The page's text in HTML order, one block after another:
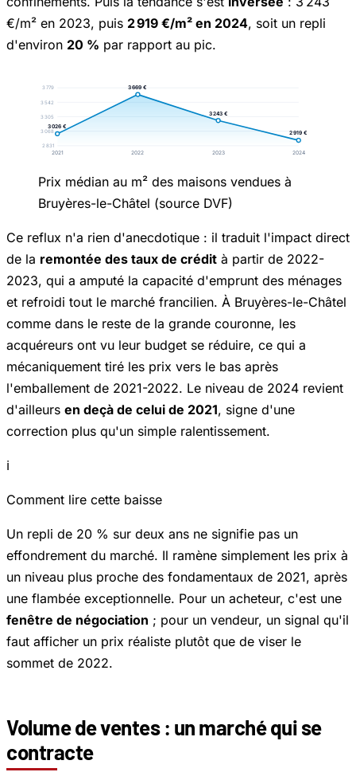
€/m² en 2023, puis 2 919 €/m² en 2024, soit un repli
d'environ 20 % par rapport au pic.
2 831
3 068
3 305
3 542
3 779
3 026 €
2021
3 669 €
2022
3 243 €
2023
2 919 €
2024
Prix médian au m² des maisons vendues à
Bruyères-le-Châtel (source DVF)
Ce reflux n'a rien d'anecdotique : il traduit l'impact direct
de la remontée des taux de crédit à partir de 2022-
2023, qui a amputé la capacité d'emprunt des ménages
et refroidi tout le marché francilien. À Bruyères-le-Châtel
comme dans le reste de la grande couronne, les
acquéreurs ont vu leur budget se réduire, ce qui a
mécaniquement tiré les prix vers le bas après
l'emballement de 2021-2022. Le niveau de 2024 revient
d'ailleurs en deçà de celui de 2021, signe d'une
correction plus qu'un simple ralentissement.
ℹ️
Comment lire cette baisse
Un repli de 20 % sur deux ans ne signifie pas un
effondrement du marché. Il ramène simplement les prix à
un niveau plus proche des fondamentaux de 2021, après
une flambée exceptionnelle. Pour un acheteur, c'est une
fenêtre de négociation ; pour un vendeur, un signal qu'il
faut afficher un prix réaliste plutôt que de viser le
sommet de 2022.
Volume de ventes : un marché qui se
contracte